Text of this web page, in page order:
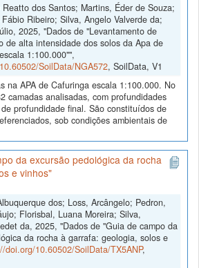
Reatto dos Santos; Martins, Éder de Souza;
Ribeiro; Silva, Angelo Valverde da;
2025, "Dados de "Levantamento de
de alta intensidade dos solos da Apa de
1:100.000"",
SoilData/NGA572, SoilData, V1
na APA de Cafuringa escala 1:100.000. No
camadas analisadas, com profundidades
profundidade final. São constituídos de
sob condições ambientais de
da excursão pedológica da rocha
e vinhos"
dos; Loss, Arcângelo; Pedron,
Florisbal, Luana Moreira; Silva,
da, 2025, "Dados de "Guia de campo da
da rocha à garrafa: geologia, solos e
doi.org/10.60502/SoilData/TX5ANP,